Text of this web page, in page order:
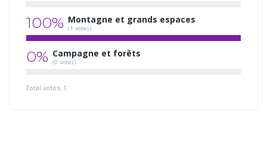
100% Montagne et grands espaces
(1 votes)
0% Campagne et forêts
(0 votes)
Total votes: 1